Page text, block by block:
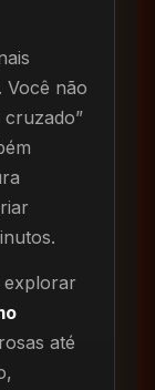
Você não
cruzado”
explorar
até